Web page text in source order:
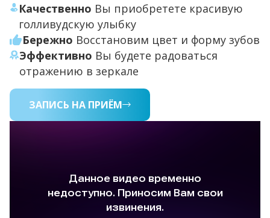
Качественно Вы приобретете красивую
голливудскую улыбку
Бережно Восстановим цвет и форму зубов
Эффективно Вы будете радоваться
отражению в зеркале
ЗАПИСЬ НА ПРИЁМ